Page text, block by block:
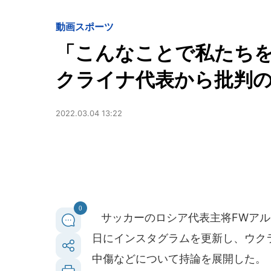
動画スポーツ
「こんなことで私た
クライナ代表から批判
2022.03.04 13:22
0
サッカーのロシア代表主将FWア
日にインスタグラムを更新し、ウ
中傷などについて持論を展開した。